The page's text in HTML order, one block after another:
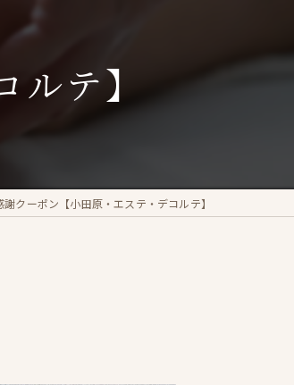
テ】
謝クーポン【小田原・エステ・デコルテ】